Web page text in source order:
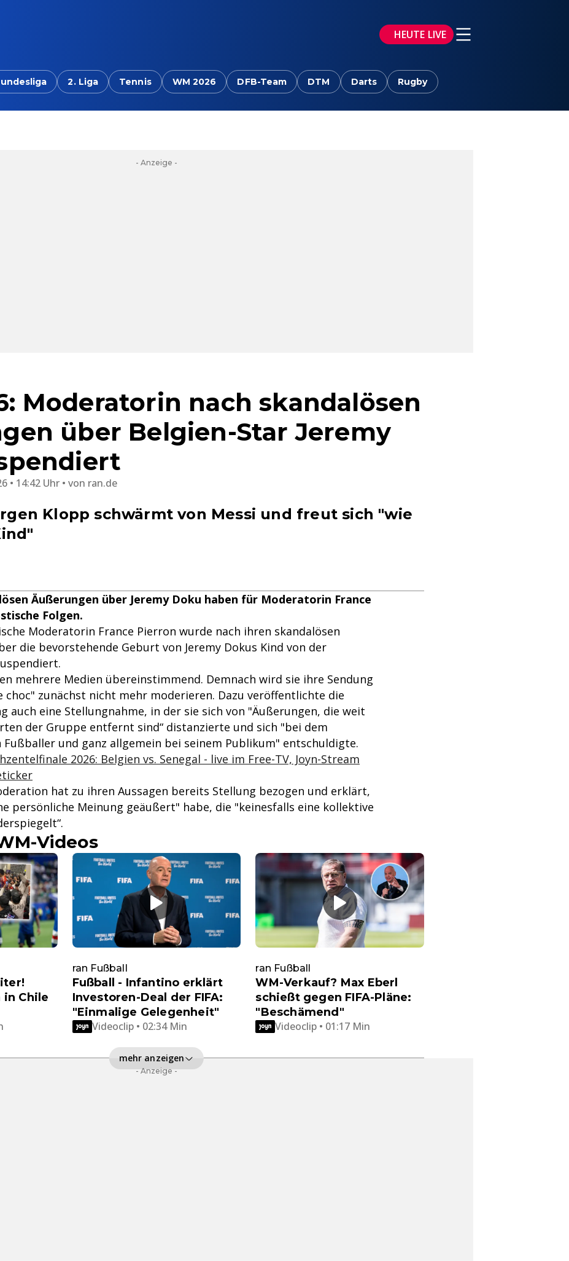
HEUTE LIVE
2. Liga Tennis WM 2026 DFB-Team DTM Darts Rugby
- Anzeige -
Moderatorin nach skandalösen
über Belgien-Star Jeremy
• 14:42 Uhr von ran.de
Klopp schwärmt von Messi und freut sich "wie
Äußerungen über Jeremy Doku haben für Moderatorin France
Folgen.
Moderatorin France Pierron wurde nach ihren skandalösen
die bevorstehende Geburt von Jeremy Dokus Kind von der
mehrere Medien übereinstimmend. Demnach wird sie ihre Sendung
choc" zunächst nicht mehr moderieren. Dazu veröffentlichte die
auch eine Stellungnahme, in der sie sich von "Äußerungen, die weit
der Gruppe entfernt sind“ distanzierte und sich "bei dem
und ganz allgemein bei seinem Publikum" entschuldigte.
2026: Belgien vs. Senegal - live im Free-TV, Joyn-Stream
hat zu ihren Aussagen bereits Stellung bezogen und erklärt,
persönliche Meinung geäußert" habe, die "keinesfalls eine kollektive
Videos
Chile
ran Fußball
Fußball - Infantino erklärt
Investoren-Deal der FIFA:
"Einmalige Gelegenheit"
Videoclip • 02:34 Min
ran Fußball
WM-Verkauf? Max Eberl
schießt gegen FIFA-Pläne:
"Beschämend"
Videoclip • 01:17 Min
mehr anzeigen
- Anzeige -